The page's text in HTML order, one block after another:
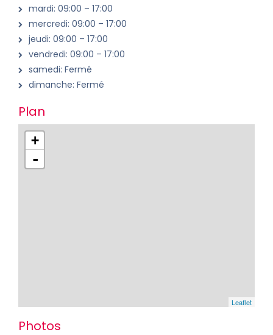
mardi: 09:00 – 17:00
mercredi: 09:00 – 17:00
jeudi: 09:00 – 17:00
vendredi: 09:00 – 17:00
samedi: Fermé
dimanche: Fermé
Plan
+
-
Leaflet
Photos